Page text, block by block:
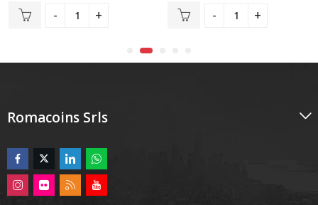
de
Romacoins Srls